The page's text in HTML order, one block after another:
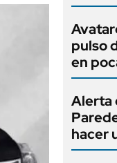
pulso
en
Alerta
hacer